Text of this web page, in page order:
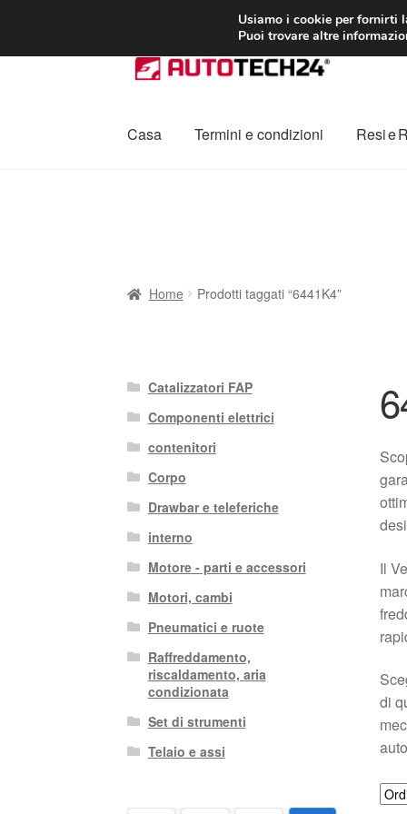
CONSEGNA da
Vai
alla
Vai
al
Casa
Termini e condizioni Resi e
Home Prodotti taggati “6441K4”
Il
di
Catalizzatori FAP
Componenti elettrici
contenitori
Corpo
Drawbar e teleferiche
interno
Motore - parti e accessori
Motori, cambi
Pneumatici e ruote
Raffreddamento,
riscaldamento, aria
condizionata
Set di strumenti
Telaio e assi
Usiamo i cookie per fornirti
Puoi trovare altre